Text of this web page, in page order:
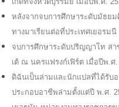
หลังจากจบการศึกษาระดับมัธย
ทางมาเรียนต่อที่ประเทศเยอรมนี
จบการศึกษาระดับปริญญาโท สา
เต้ ณ นครแฟรงก์เฟิร์ต เมื่อปีพ.ศ
ดิฉันเป็นล่ามและนักแปลที่ได้รับ
ประกอบอาชีพล่ามตั้งแต่ปี พ.ศ.